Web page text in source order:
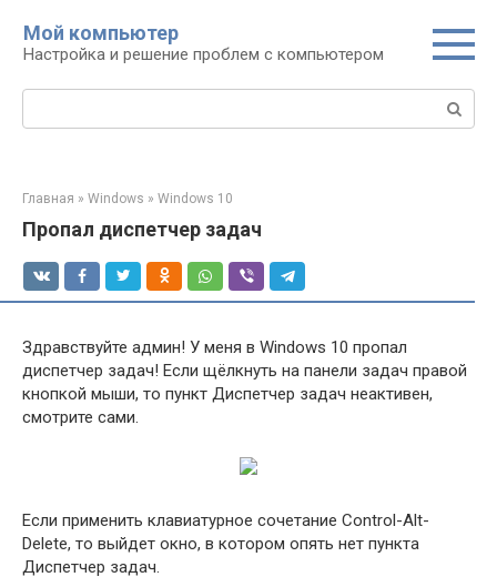
контенту
Мой компьютер
Настройка и решение проблем с компьютером
Поиск:
Главная » Windows » Windows 10
Пропал диспетчер задач
Здравствуйте админ! У меня в Windows 10 пропал
диспетчер задач! Если щёлкнуть на панели задач правой
кнопкой мыши, то пункт Диспетчер задач неактивен,
смотрите сами.
Если применить клавиатурное сочетание Control-Alt-
Delete, то выйдет окно, в котором опять нет пункта
Диспетчер задач.